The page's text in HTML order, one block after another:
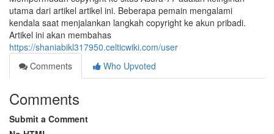
utama dari artikel artikel ini. Beberapa pemain mengalami
kendala saat menjalankan langkah copyright ke akun pribadi.
Artikel ini akan membahas
https://shaniabikl317950.celticwiki.com/user
Comments
Who Upvoted
Comments
Submit a Comment